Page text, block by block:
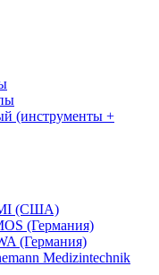
(инструменты +
(США)
(Германия)
(Германия)
Medizintechnik